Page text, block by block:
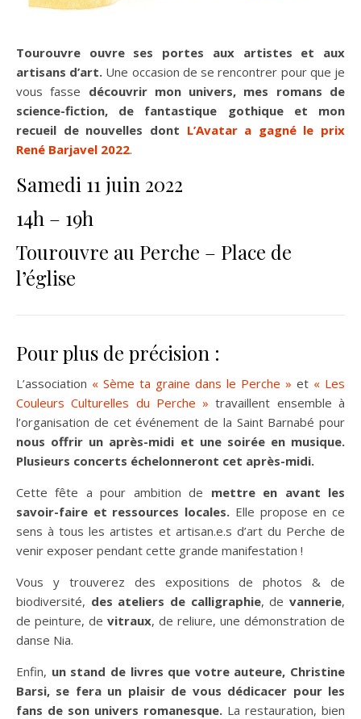
Tourouvre ouvre ses portes aux artistes et aux
artisans d’art. Une occasion de se rencontrer pour que je
vous fasse découvrir mon univers, mes romans de
science-fiction, de fantastique gothique et mon
recueil de nouvelles dont L’Avatar a gagné le prix
René Barjavel 2022.
Samedi 11 juin 2022
14h – 19h
Tourouvre au Perche – Place de
l’église
Pour plus de précision :
L’association « Sème ta graine dans le Perche » et « Les
Couleurs Culturelles du Perche » travaillent ensemble à
l’organisation de cet événement de la Saint Barnabé pour
nous offrir un après-midi et une soirée en musique.
Plusieurs concerts échelonneront cet après-midi.
Cette fête a pour ambition de mettre en avant les
savoir-faire et ressources locales. Elle propose en ce
sens à tous les artistes et artisan.e.s d’art du Perche de
venir exposer pendant cette grande manifestation !
Vous y trouverez des expositions de photos & de
biodiversité, des ateliers de calligraphie, devannerie,
de peinture, de vitraux, de reliure, une démonstration de
danse Nia.
Enfin, un stand de livres que votre auteure, Christine
Barsi, se fera un plaisir de vous dédicacer pour les
fans de son univers romanesque. La restauration, bien